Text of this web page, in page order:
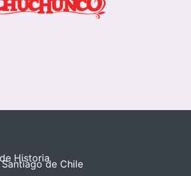
Historiade Chile